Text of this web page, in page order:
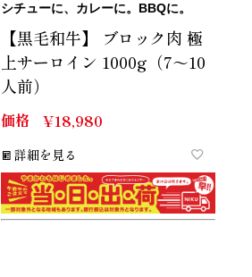
シチューに、カレーに。BBQに。
【黒毛和牛】 ブロック肉 極
上サーロイン 1000g（7～10
人前）
価格 ¥18,980
詳細を見る